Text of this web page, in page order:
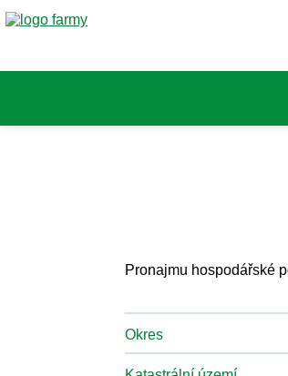
Pronajmu hospodářské
Okres